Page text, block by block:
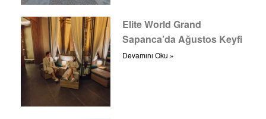
Elite World Grand
Sapanca’da Ağustos Keyfi
Devamını Oku »